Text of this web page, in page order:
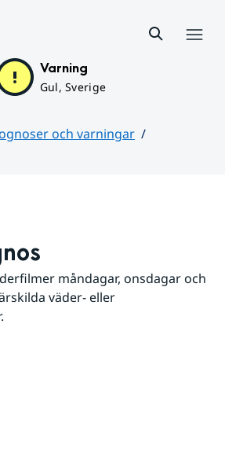
Varning
Gul, Sverige
och varningar
måndagar, onsdagar och
väder- eller